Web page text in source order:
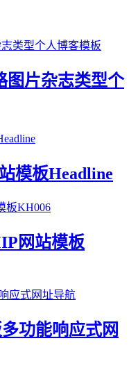
图片杂志类型个
模板Headline
网站模板
功能响应式网